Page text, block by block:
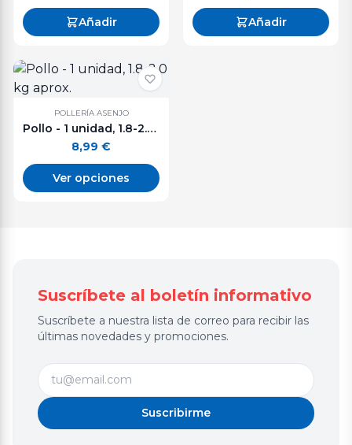
Añadir Añadir
POLLERÍA ASENJO
Pollo - 1 unidad, 1.8-2.0 kg aprox.
8,99 €
Ver opciones
Suscríbete al boletín informativo
Suscríbete a nuestra lista de correo para recibir las
últimas novedades y promociones.
Suscribirme